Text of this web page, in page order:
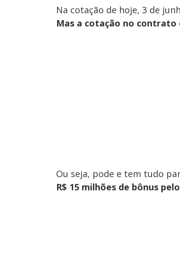
Na cotação de hoje, 3 de
Mas a cotação no
Ou seja, pode e tem tudo
R$ 15 milhões de bônus